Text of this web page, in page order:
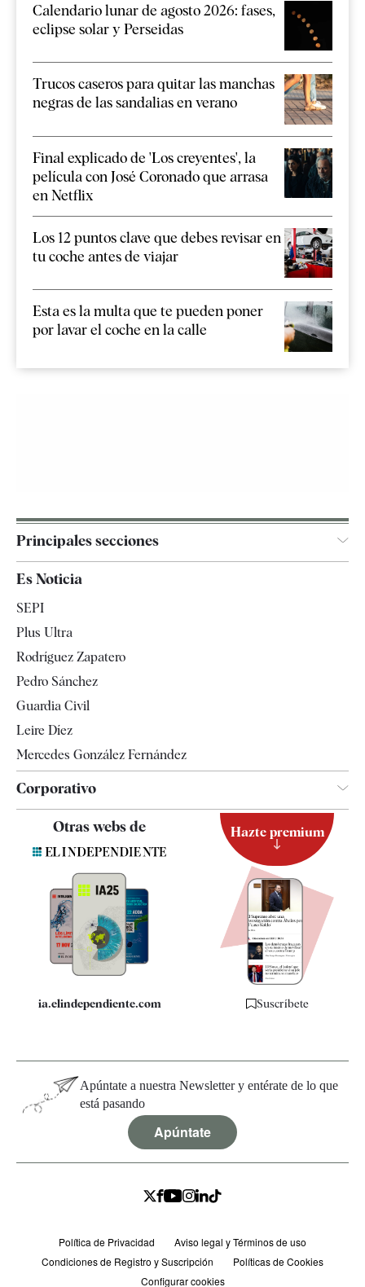
Calendario lunar de agosto 2026: fases,
eclipse solar y Perseidas
Trucos caseros para quitar las manchas
negras de las sandalias en verano
Final explicado de 'Los creyentes', la
película con José Coronado que arrasa
en Netflix
Los 12 puntos clave que debes revisar en
tu coche antes de viajar
Esta es la multa que te pueden poner
por lavar el coche en la calle
Principales secciones
Televisión
Es Noticia
SEPI
Plus Ultra
Rodríguez Zapatero
Pedro Sánchez
Guardia Civil
Leire Díez
Mercedes González Fernández
Corporativo
Quiénes somos
Especificaciones
Otras webs de
ia.elindependiente.com
Hazte premium
Suscríbete
Apúntate a nuestra Newsletter y entérate de lo que
está pasando
Apúntate
Política de Privacidad
Aviso legal y Términos de uso
Condiciones de Registro y Suscripción
Políticas de Cookies
Configurar cookies